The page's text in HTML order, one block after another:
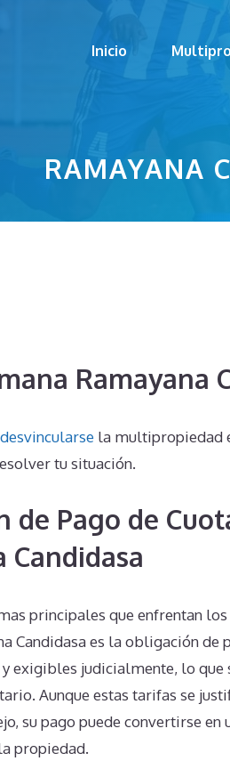
Inicio
RAMAYANA
Ramayana
desvincularse la multipropiedad
tu situación.
de Pago de
Candidasa
principales que enfrentan
Candidasa es la obligación de
exigibles judicialmente, lo que
Aunque estas tarifas se
su pago puede convertirse en
propiedad.